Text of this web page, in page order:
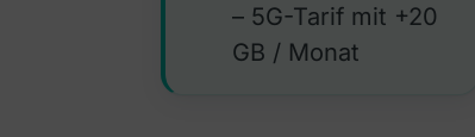
– 5G-Tarif mit +20
GB / Monat